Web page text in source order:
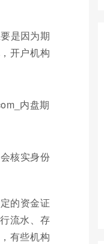
是因为期
开户机构
核实身份
的资金证
流水、存
有些机构